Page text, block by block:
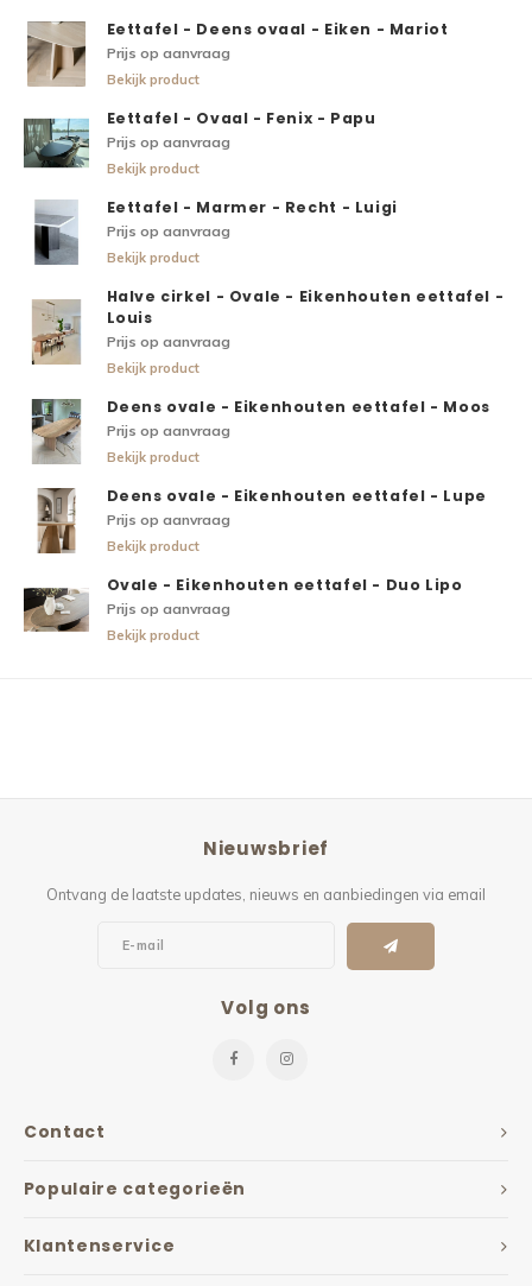
Eettafel - Deens ovaal - Eiken - Mariot
Prijs op aanvraag
Bekijk product
Eettafel - Ovaal - Fenix - Papu
Prijs op aanvraag
Bekijk product
Eettafel - Marmer - Recht - Luigi
Prijs op aanvraag
Bekijk product
Halve cirkel - Ovale - Eikenhouten eettafel -
Louis
Prijs op aanvraag
Bekijk product
Deens ovale - Eikenhouten eettafel - Moos
Prijs op aanvraag
Bekijk product
Deens ovale - Eikenhouten eettafel - Lupe
Prijs op aanvraag
Bekijk product
Ovale - Eikenhouten eettafel - Duo Lipo
Prijs op aanvraag
Bekijk product
Contact
Nieuwsbrief
Ontvang de laatste updates, nieuws en aanbiedingen via email
Volg ons
Populaire categorieën
Klantenservice